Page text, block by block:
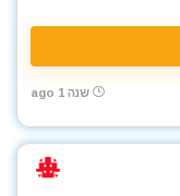
שנה 1 ago